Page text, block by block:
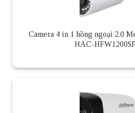
Camera 4 in 1 hồng ngoại 2.0
HAC-